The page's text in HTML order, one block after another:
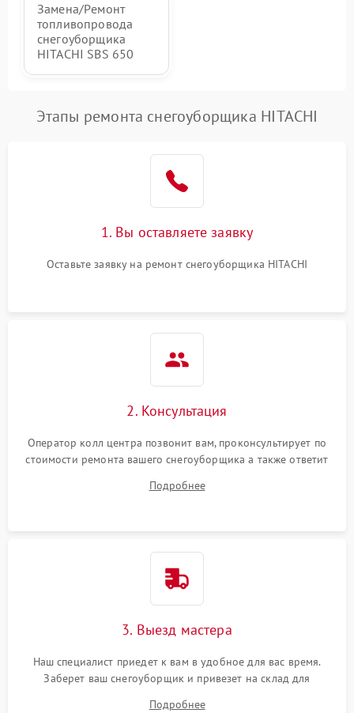
Замена/Pемонт
топливопровода
снегоуборщика
HITACHI SBS 650
Этапы ремонта снегоуборщика HITACHI
1. Вы оставляете заявку
Оставьте заявку на ремонт снегоуборщика HITACHI
2. Консультация
Оператор колл центра позвонит вам, проконсультирует по
стоимости ремонта вашего снегоуборщика а также ответит
Подробнее
3. Выезд мастера
Наш специалист приедет к вам в удобное для вас время.
Заберет ваш снегоуборщик и привезет на склад для
Подробнее